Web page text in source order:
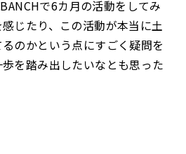
で6カ月の活動をしてみ
じたり、この活動が本当に土
のかという点にすごく疑問を
を踏み出したいなとも思った